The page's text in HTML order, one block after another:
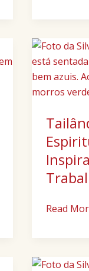
Tailândia:
Cores,
Cultura
e
—
Um
Guia
para
Trabalha
Read